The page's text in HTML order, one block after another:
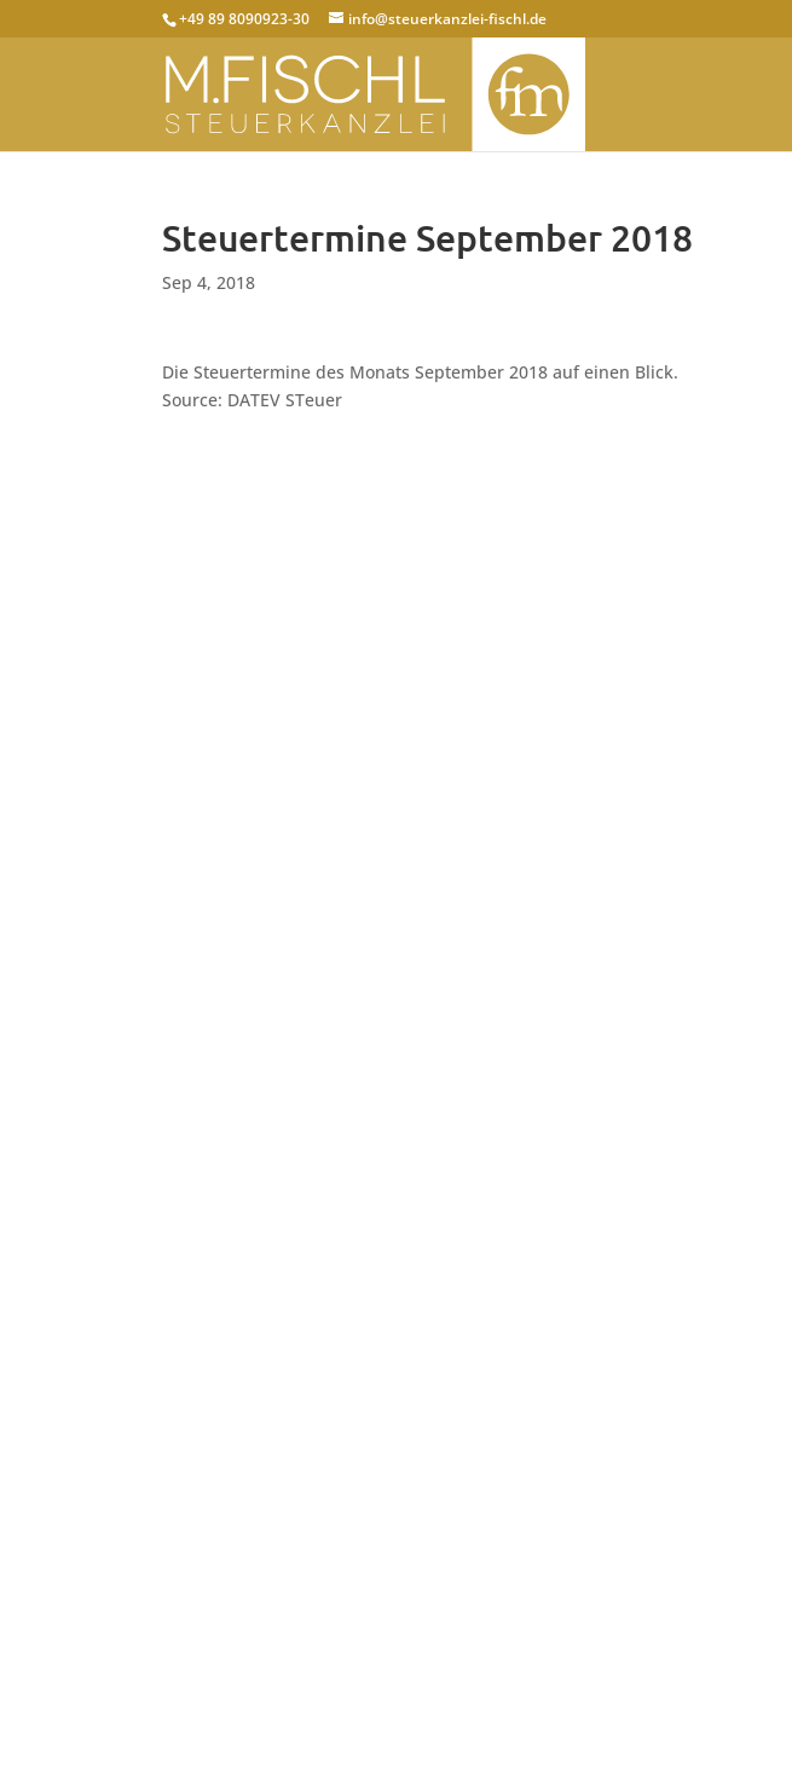
+49 89 8090923-30 info@steuerkanzlei-fischl.de
Steuertermine September 2018
Sep 4, 2018
Die Steuertermine des Monats September 2018 auf einen Blick.
Source: DATEV STeuer